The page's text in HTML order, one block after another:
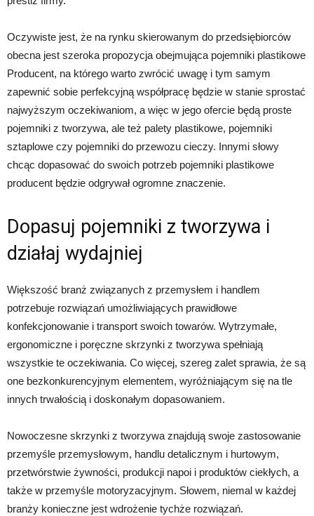
Oczywiste jest, że na rynku skierowanym do przedsiębiorców
obecna jest szeroka propozycja obejmująca pojemniki plastikowe
Producent, na którego warto zwrócić uwagę i tym samym
zapewnić sobie perfekcyjną współpracę będzie w stanie sprostać
najwyższym oczekiwaniom, a więc w jego ofercie będą proste
pojemniki z tworzywa, ale też palety plastikowe, pojemniki
sztaplowe czy pojemniki do przewozu cieczy. Innymi słowy
chcąc dopasować do swoich potrzeb pojemniki plastikowe
producent będzie odgrywał ogromne znaczenie.
Dopasuj pojemniki z tworzywa i
działaj wydajniej
Większość branż związanych z przemysłem i handlem
potrzebuje rozwiązań umożliwiających prawidłowe
konfekcjonowanie i transport swoich towarów. Wytrzymałe,
ergonomiczne i poręczne skrzynki z tworzywa spełniają
wszystkie te oczekiwania. Co więcej, szereg zalet sprawia, że są
one bezkonkurencyjnym elementem, wyróżniającym się na tle
innych trwałością i doskonałym dopasowaniem.
Nowoczesne skrzynki z tworzywa znajdują swoje zastosowanie
przemyśle przemysłowym, handlu detalicznym i hurtowym,
przetwórstwie żywności, produkcji napoi i produktów ciekłych, a
także w przemyśle motoryzacyjnym. Słowem, niemal w każdej
branży konieczne jest wdrożenie tychże rozwiązań.